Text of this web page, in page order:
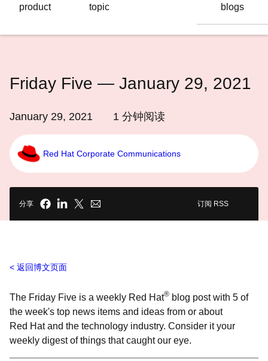
言
product
topic
blogs
Friday Five — January 29, 2021
January 29, 2021 1 分钟阅读
Red Hat Corporate Communications
分享 订阅 RSS
返回博文页面
The Friday Five is a weekly Red Hat® blog post with 5 of
the week's top news items and ideas from or about
Red Hat and the technology industry. Consider it your
weekly digest of things that caught our eye.